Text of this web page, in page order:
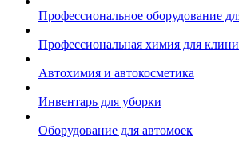
Профессиональное оборудование
Профессиональная химия для
Автохимия и автокосметика
Инвентарь для уборки
Оборудование для автомоек